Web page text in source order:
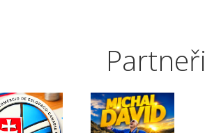
Partneři